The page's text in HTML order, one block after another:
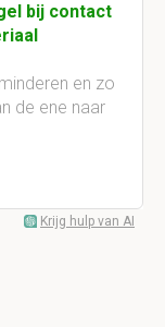
bij contact
en zo
de ene naar
Krijg hulp van AI